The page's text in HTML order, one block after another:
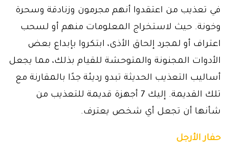
في تعذيب من اعتقدوا أنهم مجرمون وزنادقة وسحرة
وخونة. حيث لاستخراج المعلومات منهم أو لسحب
اعتراف أو لمجرد إلحاق الأذى، ابتكروا بإبداع بعض
الأدوات المجنونة والمتوحشة للقيام بذلك، مما يجعل
أساليب التعذيب الحديثة تبدو رديئة جدًا بالمقارنة مع
تلك القديمة. إليك 7 أجهزة قديمة للتعذيب من
شأنها أن تجعل أي شخص يعترف.
حفار الأرجل